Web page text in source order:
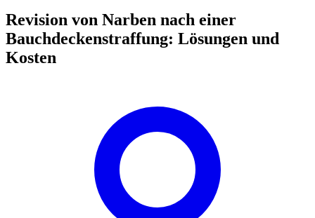
Revision von Narben nach einer
Bauchdeckenstraffung: Lösungen und
Kosten